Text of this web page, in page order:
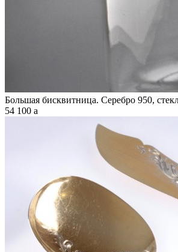
Большая бисквитница. Серебро 950,
54 100 a